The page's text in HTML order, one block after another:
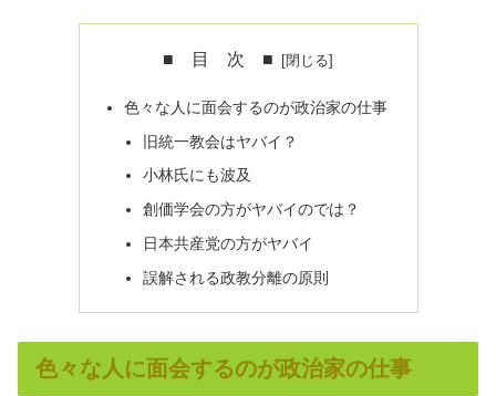
■ 目 次 ■
色々な人に面会するのが政治家の仕事
旧統一教会はヤバイ？
小林氏にも波及
創価学会の方がヤバイのでは？
日本共産党の方がヤバイ
誤解される政教分離の原則
色々な人に面会するのが政治家の仕事